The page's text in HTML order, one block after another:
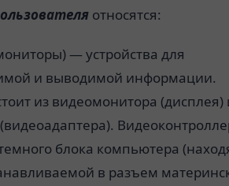
относятся:
— устройства для
и выводимой информации.
из видеомонитора (дисплея)
блока компьютера
в разъем